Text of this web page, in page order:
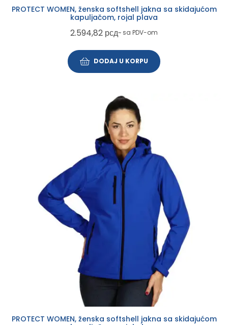
PROTECT WOMEN, ženska softshell jakna sa skidajućom
kapuljačom, rojal plava
2.594,82 рсд~ sa PDV-om
DODAJ U KORPU
PROTECT WOMEN, ženska softshell jakna sa skidajućom